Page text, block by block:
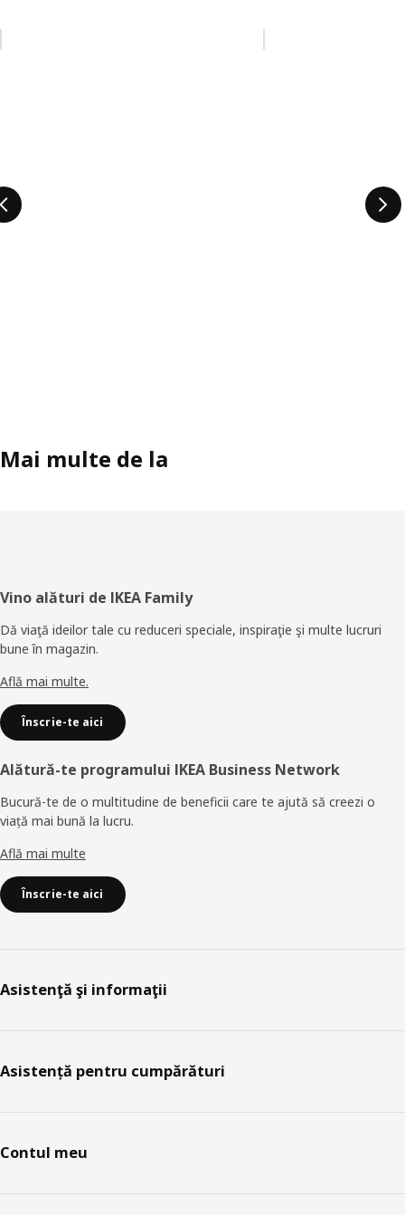
Mai multe de la
Subsol
Vino alături de IKEA Family
Dă viaţă ideilor tale cu reduceri speciale, inspiraţie şi multe lucruri
bune în magazin.
Află mai multe.
Înscrie-te aici
Alătură-te programului IKEA Business Network
Bucură-te de o multitudine de beneficii care te ajută să creezi o
viață mai bună la lucru.
Află mai multe
Înscrie-te aici
Asistenţă şi informaţii
Asistență pentru cumpărături
Contul meu